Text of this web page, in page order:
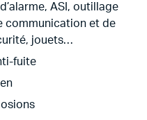
ASI, outillage
communication et de
jouets…
fuite